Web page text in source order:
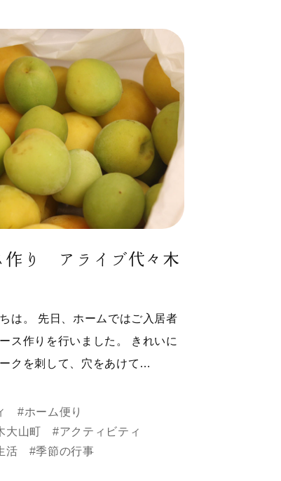
作り アライブ代々木
は。 先日、ホームではご入居者
ス作りを行いました。 きれいに
クを刺して、穴をあけて…
#ホーム便り
大山町
#アクティビティ
活
#季節の行事